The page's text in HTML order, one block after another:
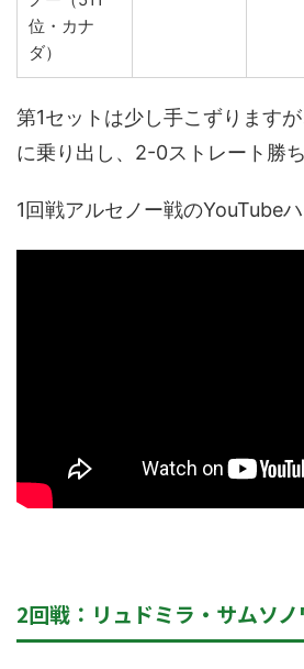
位・カナ
ダ）
第1セットは少し手こずります
に乗り出し、2-0ストレート勝
1回戦アルセノー戦のYouTube
2回戦：リュドミラ・サムソ